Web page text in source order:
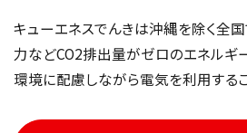
キューエネスでんきは沖縄を除く全
力などCO2排出量がゼロのエネルギ
環境に配慮しながら電気を利用する